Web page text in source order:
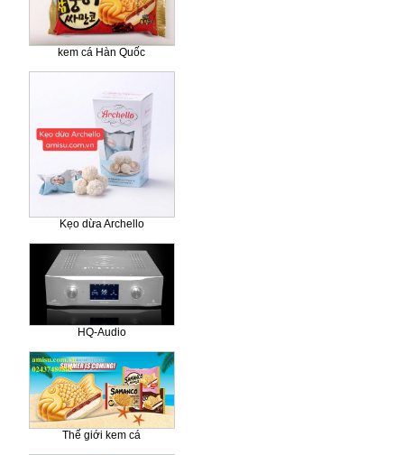
kem cá Hàn Quốc
Kẹo dừa Archello
HQ-Audio
Thế giới kem cá